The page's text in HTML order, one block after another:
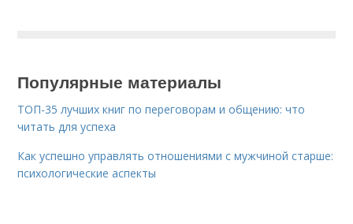
Популярные материалы
ТОП-35 лучших книг по переговорам и общению: что
читать для успеха
Как успешно управлять отношениями с мужчиной старше:
психологические аспекты